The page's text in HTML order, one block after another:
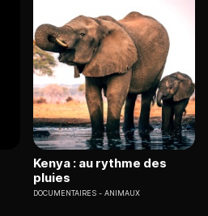
Kenya : au rythme des
pluies
DOCUMENTAIRES ANIMAUX